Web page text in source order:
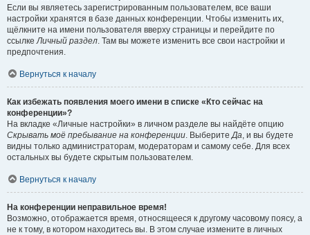
Если вы являетесь зарегистрированным пользователем, все ваши
настройки хранятся в базе данных конференции. Чтобы изменить их,
щёлкните на имени пользователя вверху страницы и перейдите по
ссылкеЛичный раздел. Там вы можете изменить все свои настройки и
предпочтения.
Вернуться к началу
Как избежать появления моего имени в списке «Кто сейчас на
конференции»?
На вкладке «Личные настройки» в личном разделе вы найдёте опцию
Скрывать моё пребывание на конференции. ВыберитеДа, и вы будете
видны только администраторам, модераторам и самому себе. Для всех
остальных вы будете скрытым пользователем.
Вернуться к началу
На конференции неправильное время!
Возможно, отображается время, относящееся к другому часовому поясу, а
не к тому, в котором находитесь вы. В этом случае измените в личных